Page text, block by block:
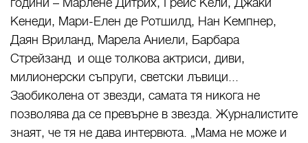
Кенеди, Мари-Елен де Ротшилд, Нан Кемпнер,
Даян Вриланд, Марела Аниели, Барбара
Стрейзанд и още толкова актриси, диви,
милионерски съпруги, светски лъвици...
Заобиколена от звезди, самата тя никога не
позволява да се превърне в звезда. Журналистите
знаят, че тя не дава интервюта. „Мама не може и